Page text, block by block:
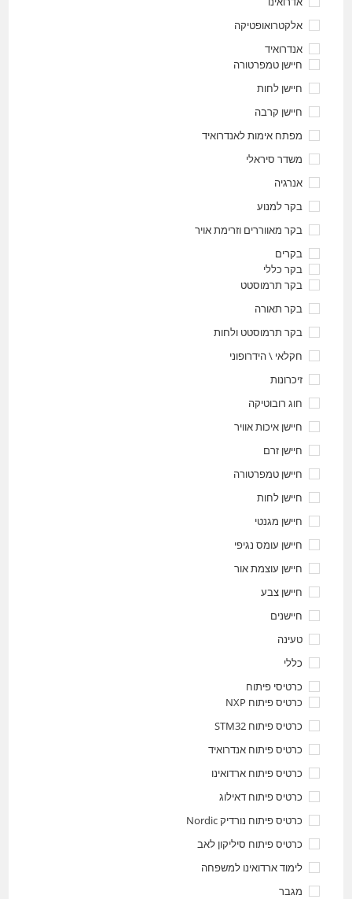
אלקטרואופטיקה
אנדרואיד
חיישן טמפרטורה
חיישן לחות
חיישן קרבה
מפתח אימות לאנדרואיד
משדר סיראלי
אנרגיה
בקר למנוע
בקר מאווררים וזרימת אויר
בקרים
בקר כללי
בקר תרמוסטט
בקר תאורה
בקר תרמוסטט ולחות
חקלאי \ הידרופוני
זיכרונות
חוג רובוטיקה
חיישן איכות אוויר
חיישן זרם
חיישן טמפרטורה
חיישן לחות
חיישן מגנטי
חיישן עומס נגיפי
חיישן עוצמת אור
חיישן צבע
חיישנים
טעינה
כללי
כרטיסי פיתוח
כרטיס פיתוח NXP
כרטיס פיתוח STM32
כרטיס פיתוח אנדרואיד
כרטיס פיתוח ארדואינו
כרטיס פיתוח דאילוג
כרטיס פיתוח נורדיק Nordic
כרטיס פיתוח סיליקון לאב
לימוד ארדואינו למשפחה
מגבר